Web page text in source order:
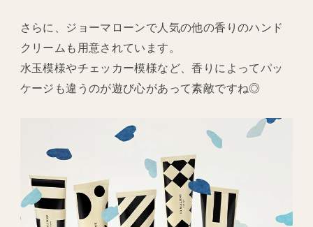
さらに、ジョーマローンで人気の他の香りのハンド
クリームも用意されています。
水玉模様やチェッカー模様など、香りによってパッ
ケージも違うのが遊び心があって素敵ですね◎